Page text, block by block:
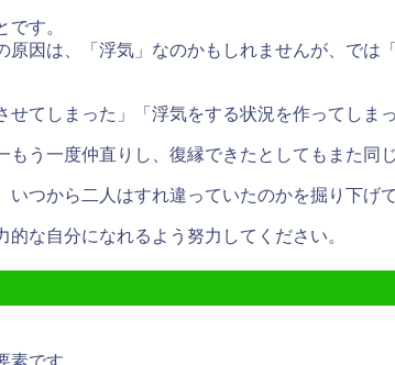
です。
因は、「浮気」なのかもしれませんが、で
てしまった」「浮気をする状況を作ってしま
う一度仲直りし、復縁できたとしてもまた同
つから二人はすれ違っていたのかを掘り下げ
な自分になれるよう努力してください。
です。